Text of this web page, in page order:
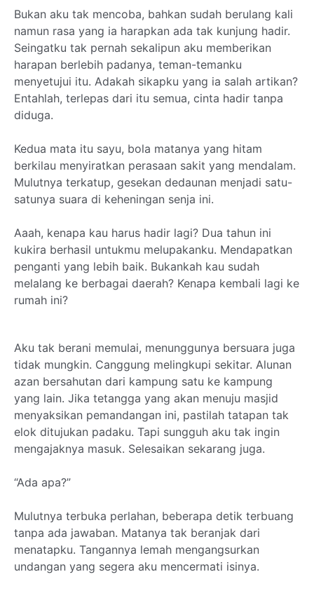
Bukan aku tak mencoba, bahkan sudah berulang kali
namun rasa yang ia harapkan ada tak kunjung hadir.
Seingatku tak pernah sekalipun aku memberikan
harapan berlebih padanya, teman-temanku
menyetujui itu. Adakah sikapku yang ia salah artikan?
Entahlah, terlepas dari itu semua, cinta hadir tanpa
diduga.
Kedua mata itu sayu, bola matanya yang hitam
berkilau menyiratkan perasaan sakit yang mendalam.
Mulutnya terkatup, gesekan dedaunan menjadi satu-
satunya suara di keheningan senja ini.
Aaah, kenapa kau harus hadir lagi? Dua tahun ini
kukira berhasil untukmu melupakanku. Mendapatkan
penganti yang lebih baik. Bukankah kau sudah
melalang ke berbagai daerah? Kenapa kembali lagi ke
rumah ini?
Aku tak berani memulai, menunggunya bersuara juga
tidak mungkin. Canggung melingkupi sekitar. Alunan
azan bersahutan dari kampung satu ke kampung
yang lain. Jika tetangga yang akan menuju masjid
menyaksikan pemandangan ini, pastilah tatapan tak
elok ditujukan padaku. Tapi sungguh aku tak ingin
mengajaknya masuk. Selesaikan sekarang juga.
“Ada apa?”
Mulutnya terbuka perlahan, beberapa detik terbuang
tanpa ada jawaban. Matanya tak beranjak dari
menatapku. Tangannya lemah mengangsurkan
undangan yang segera aku mencermati isinya.